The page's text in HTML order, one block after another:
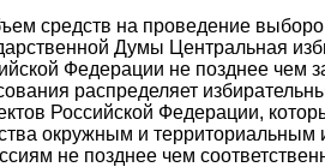
средств на проведение
Думы Центральная
Федерации не позднее чем
распределяет
Российской Федерации,
окружным и территориальным
не позднее чем